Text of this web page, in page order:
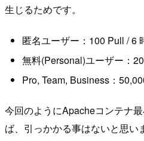
生じるためです。
匿名ユーザー：100 Pull / 6
無料(Personal)ユーザー：
Pro, Team, Business：
今回のようにApacheコンテナ
ば、引っかかる事はないと思い